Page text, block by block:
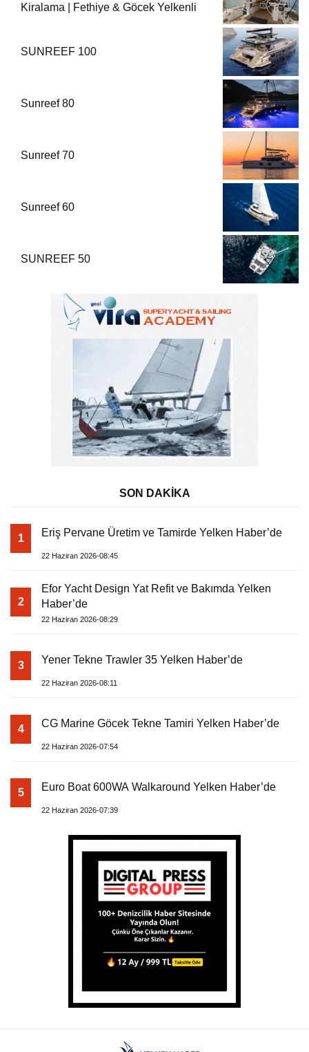
Kiralama | Fethiye & Göcek Yelkenli
SUNREEF 100
Sunreef 80
Sunreef 70
Sunreef 60
SUNREEF 50
SON DAKİKA
1 Eriş Pervane Üretim ve Tamirde Yelken Haber’de
22 Haziran 2026-08:45
2
Efor Yacht Design Yat Refit ve Bakımda Yelken
Haber’de
22 Haziran 2026-08:29
3 Yener Tekne Trawler 35 Yelken Haber’de
22 Haziran 2026-08:11
4 CG Marine Göcek Tekne Tamiri Yelken Haber’de
22 Haziran 2026-07:54
5 Euro Boat 600WA Walkaround Yelken Haber’de
22 Haziran 2026-07:39